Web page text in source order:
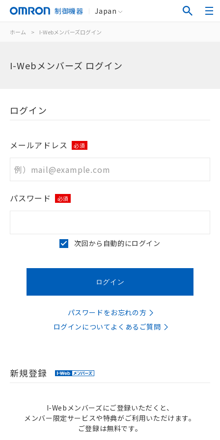
制御機器 Japan
ホーム > I-Webメンバーズログイン
I-Webメンバーズ ログイン
ログイン
メールアドレス 必須
パスワード 必須
次回から自動的にログイン
パスワードをお忘れの方
ログインについてよくあるご質問
新規登録
I-Webメンバーズにご登録いただくと、
メンバー限定サービスや特典がご利用いただけます。
ご登録は無料です。